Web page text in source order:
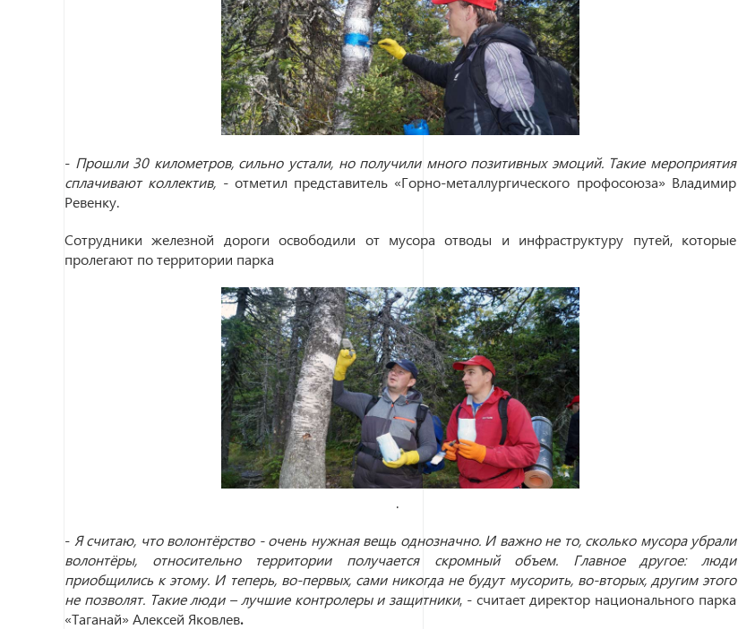
- Прошли 30 километров, сильно устали, но получили много позитивных эмоций. Такие мероприятия
сплачивают коллектив, - отметил представитель «Горно-металлургического профосоюза» Владимир
Ревенку.
Сотрудники железной дороги освободили от мусора отводы и инфраструктуру путей, которые
пролегают по территории парка
.
- Я считаю, что волонтёрство - очень нужная вещь однозначно. И важно не то, сколько мусора убрали
волонтёры, относительно территории получается скромный объем. Главное другое: люди
приобщились к этому. И теперь, во-первых, сами никогда не будут мусорить, во-вторых, другим этого
не позволят. Такие люди – лучшие контролеры и защитники, - считает директор национального парка
«Таганай» Алексей Яковлев.